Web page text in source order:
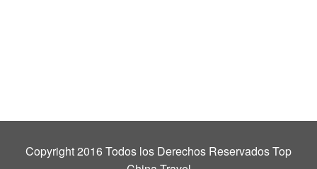
Copyright 2016 Todos los Derechos Reservados Top